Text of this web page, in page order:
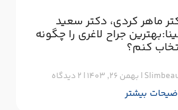
ماهر کردی، دکتر سعید
جراح لاغری را چگونه
کنم؟
بهمن ۲۶, ۱۴۰۳
بیشتر